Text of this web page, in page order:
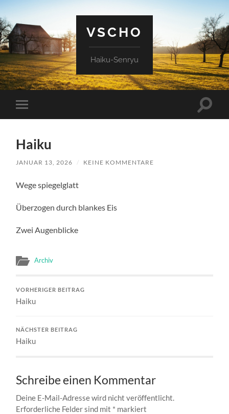
VSCHO
Haiku-Senryu
Mobile-
Menü
Haiku
JANUAR 13, 2026 / KEINE KOMMENTARE
Wege spiegelglatt
Überzogen durch blankes Eis
Zwei Augenblicke
Archiv
VORHERIGER BEITRAG
Haiku
NÄCHSTER BEITRAG
Haiku
Schreibe einen Kommentar
Deine E-Mail-Adresse wird nicht veröffentlicht.
Erforderliche Felder sind mit * markiert